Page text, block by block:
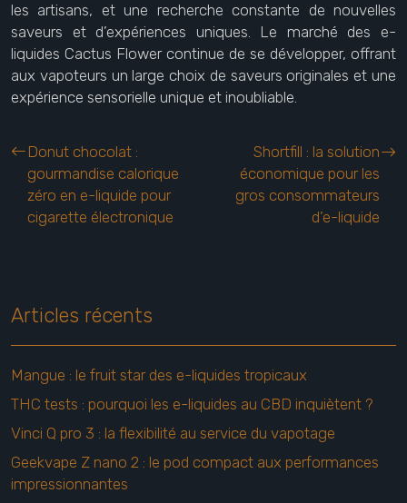
les artisans, et une recherche constante de nouvelles
saveurs et d’expériences uniques. Le marché des e-
liquides Cactus Flower continue de se développer, offrant
aux vapoteurs un large choix de saveurs originales et une
expérience sensorielle unique et inoubliable.
Donut chocolat :
gourmandise calorique
zéro en e-liquide pour
cigarette électronique
Shortfill : la solution
économique pour les
gros consommateurs
d’e-liquide
Articles récents
Mangue : le fruit star des e-liquides tropicaux
THC tests : pourquoi les e-liquides au CBD inquiètent ?
Vinci Q pro 3 : la flexibilité au service du vapotage
Geekvape Z nano 2 : le pod compact aux performances
impressionnantes